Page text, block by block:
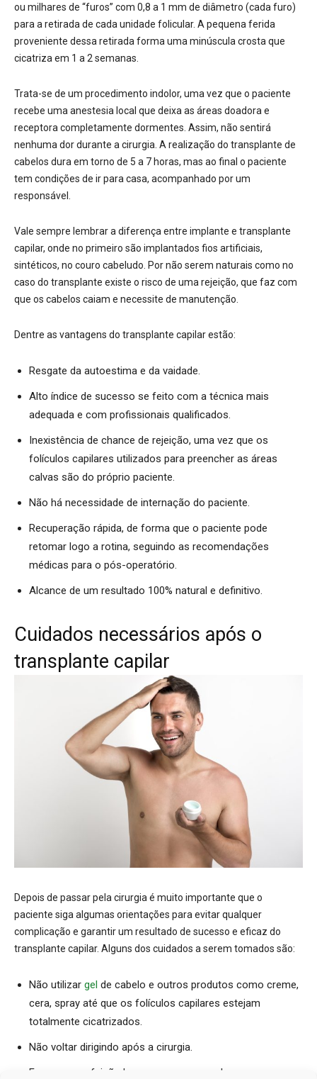
ou milhares de “furos” com 0,8 a 1 mm de diâmetro (cada furo)
para a retirada de cada unidade folicular. A pequena ferida
proveniente dessa retirada forma uma minúscula crosta que
cicatriza em 1 a 2 semanas.
Trata-se de um procedimento indolor, uma vez que o paciente
recebe uma anestesia local que deixa as áreas doadora e
receptora completamente dormentes. Assim, não sentirá
nenhuma dor durante a cirurgia. A realização do transplante de
cabelos dura em torno de 5 a 7 horas, mas ao final o paciente
tem condições de ir para casa, acompanhado por um
responsável.
Vale sempre lembrar a diferença entre implante e transplante
capilar, onde no primeiro são implantados fios artificiais,
sintéticos, no couro cabeludo. Por não serem naturais como no
caso do transplante existe o risco de uma rejeição, que faz com
que os cabelos caiam e necessite de manutenção.
Dentre as vantagens do transplante capilar estão:
Resgate da autoestima e da vaidade.
Alto índice de sucesso se feito com a técnica mais
adequada e com profissionais qualificados.
Inexistência de chance de rejeição, uma vez que os
folículos capilares utilizados para preencher as áreas
calvas são do próprio paciente.
Não há necessidade de internação do paciente.
Recuperação rápida, de forma que o paciente pode
retomar logo a rotina, seguindo as recomendações
médicas para o pós-operatório.
Alcance de um resultado 100% natural e definitivo.
Cuidados necessários após o
transplante capilar
Depois de passar pela cirurgia é muito importante que o
paciente siga algumas orientações para evitar qualquer
complicação e garantir um resultado de sucesso e eficaz do
transplante capilar. Alguns dos cuidados a serem tomados são:
Não utilizar gel de cabelo e outros produtos como creme,
cera, spray até que os folículos capilares estejam
totalmente cicatrizados.
Não voltar dirigindo após a cirurgia.
Fazer uma refeição leve e com pouco sal.